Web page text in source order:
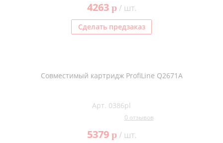
4263 p/ шт.
Сделать предзаказ
Совместимый картридж ProfiLine Q2671A
Арт. 0386pl
0 отзывов
5379 p/ шт.